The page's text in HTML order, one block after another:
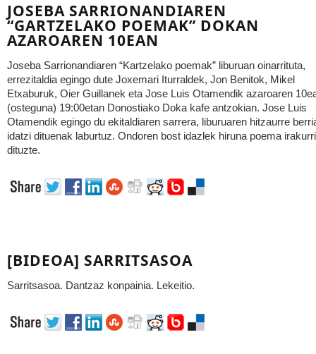
JOSEBA SARRIONANDIAREN
“GARTZELAKO POEMAK” DOKAN
AZAROAREN 10EAN
Joseba Sarrionandiaren “Kartzelako poemak” liburuan oinarrituta,
errezitaldia egingo dute Joxemari Iturraldek, Jon Benitok, Mikel
Etxaburuk, Oier Guillanek eta Jose Luis Otamendik azaroaren
(osteguna) 19:00etan Donostiako Doka kafe antzokian. Jose Luis
Otamendik egingo du ekitaldiaren sarrera, liburuaren hitzaurre
idatzi dituenak laburtuz. Ondoren bost idazlek hiruna poema
dituzte.
[BIDEOA] SARRITSASOA
Sarritsasoa. Dantzaz konpainia. Lekeitio.